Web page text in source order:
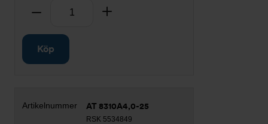
Ta bort
Köp
AT 8310A4,0-25
RSK 5534849